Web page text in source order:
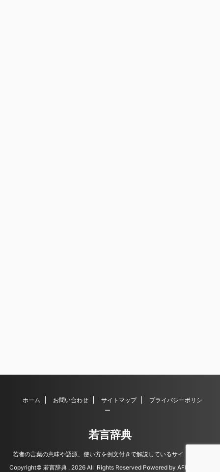
ホーム お問い合わせ サイトマップ
プライバシーポリシ
ー
若言辞典
若者の言葉の意味や語源、使い方を例文付きで解説しているサイトです。
Copyright© 若言辞典 , 2026 All Rights Reserved Powered by AFFINGER5